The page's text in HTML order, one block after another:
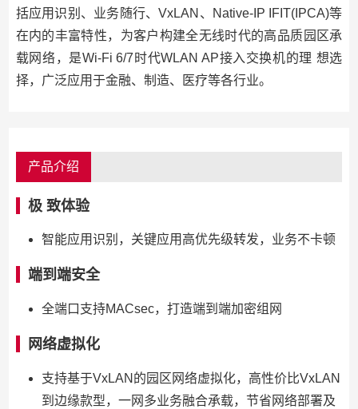
括应用识别、业务随行、VxLAN、Native-IP IFIT(IPCA)等
在内的丰富特性，为客户构建全无线时代的高品质园区承
载网络，是Wi-Fi 6/7时代WLAN AP接入交换机的理 想选
择，广泛应用于金融、制造、医疗等各行业。
产品介绍
极 致体验
智能应用识别，关键应用高优先级转发，业务不卡顿
端到端安全
全端口支持MACsec，打造端到端加密组网
网络虚拟化
支持基于VxLAN的园区网络虚拟化，高性价比VxLAN
到边缘款型，一网多业务融合承载，节省网络部署及